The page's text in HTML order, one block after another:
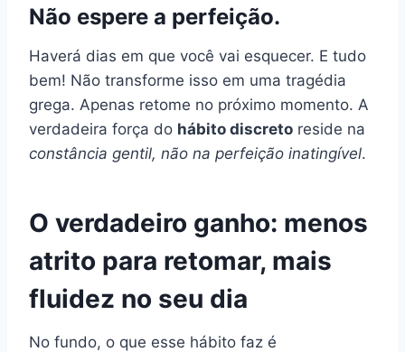
Não espere a perfeição.
Haverá dias em que você vai esquecer. E tudo
bem! Não transforme isso em uma tragédia
grega. Apenas retome no próximo momento. A
verdadeira força do hábito discreto reside na
constância gentil, não na perfeição inatingível.
O verdadeiro ganho: menos
atrito para retomar, mais
fluidez no seu dia
No fundo, o que esse hábito faz é